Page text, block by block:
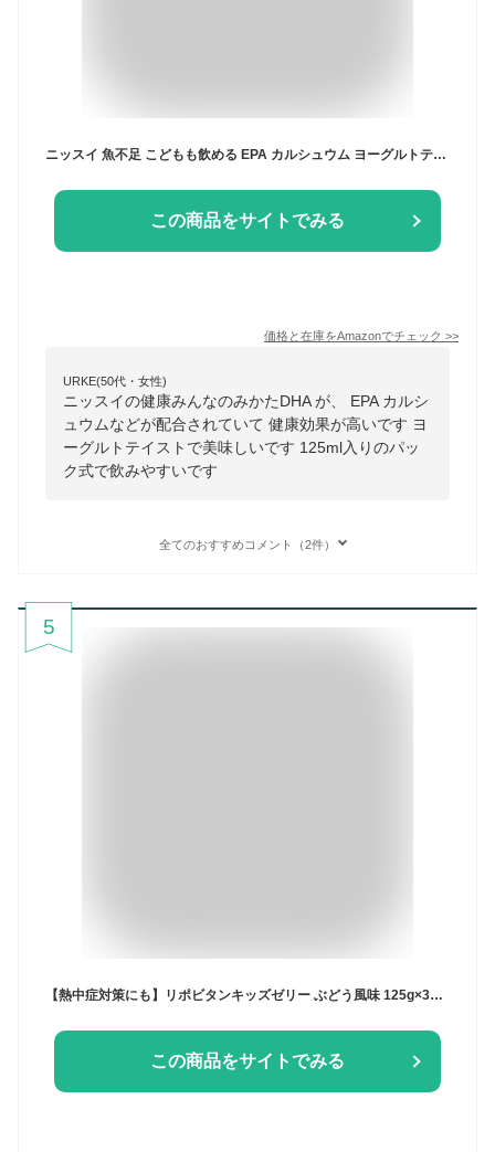
ニッスイ 魚不足 こどもも飲める EPA カルシュウム ヨーグルトテイスト 紙パック ヘルスケア 健康みんなのみかたDHA 125ml 30本
この商品をサイトでみる
価格と在庫をAmazonでチェック >>
URKE(50代・女性)
ニッスイの健康みんなのみかたDHA が、 EPA カルシ
ュウムなどが配合されていて 健康効果が高いです ヨ
ーグルトテイストで美味しいです 125ml入りのパッ
ク式で飲みやすいです
全てのおすすめコメント（2件）
5
【熱中症対策にも】リポビタンキッズゼリー ぶどう風味 125g×30個 大正製薬 保存料・酸化防止剤不使用 アレルゲン(28品目)不使用 カルシウム・ビタミンB群・ブドウ糖配合
この商品をサイトでみる